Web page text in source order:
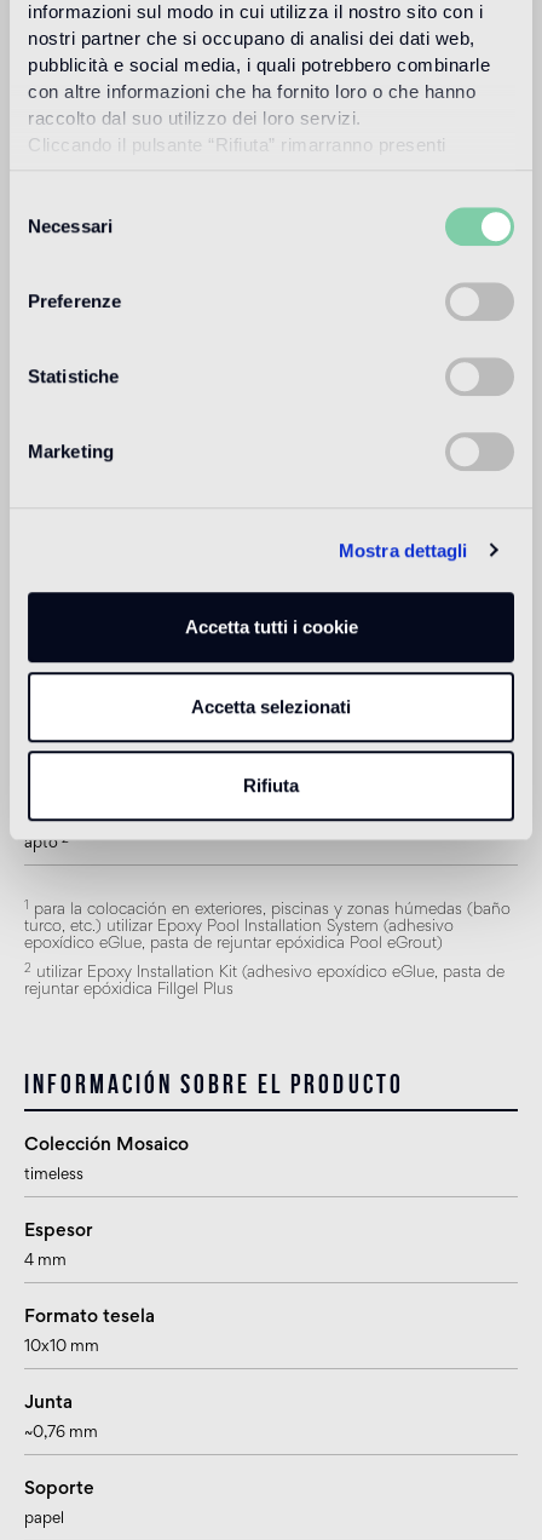
informazioni sul modo in cui utilizza il nostro sito con i
nostri partner che si occupano di analisi dei dati web,
pubblicità e social media, i quali potrebbero combinarle
con altre informazioni che ha fornito loro o che hanno
raccolto dal suo utilizzo dei loro servizi.
Cliccando il pulsante “Rifiuta” rimarranno presenti
tecnici.
delNecessari
Preferenze
Statistiche
Marketing
Mostra dettagli
Accetta tutti i cookie
Accetta selezionati
Rifiuta
Carlo Dal Bianco, arquitecto y diseñador, creó su propio
estudio en Vicenza en 1993 para trabajar en la restauración
monumental de edificios históricos. Desde el año 2001
Más información
Suelo de interior
apto
apto1
Ducha
apto2
para la colocación en exteriores, piscinas y zonas húmedas (baño
turco, etc.) utilizar Epoxy Pool Installation System (adhesivo
epoxídico eGlue, pasta de rejuntar epóxidica Pool eGrout)
2
utilizar Epoxy Installation Kit (adhesivo epoxídico eGlue, pasta de
rejuntar epóxidica Fillgel Plus
Información sobre el producto
Colección Mosaico
timeless
Espesor
4 mm
Formato tesela
10x10 mm
Junta
~0,76 mm
Soporte
papel